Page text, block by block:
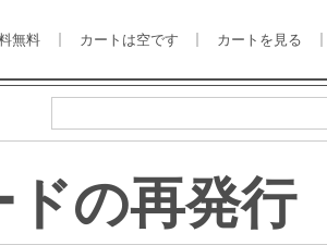
無料 カートは空です カートを見る
の再発行